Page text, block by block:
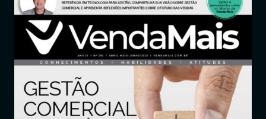
Início
Revistas
Jornais